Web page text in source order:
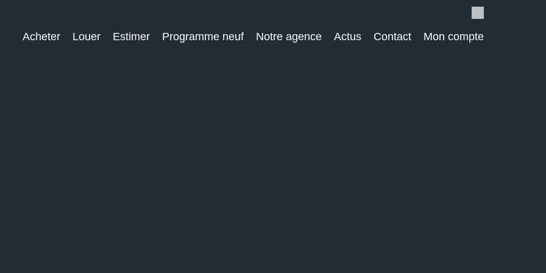
Acheter Louer Estimer Programme neuf Notre agence Actus Contact Mon compte